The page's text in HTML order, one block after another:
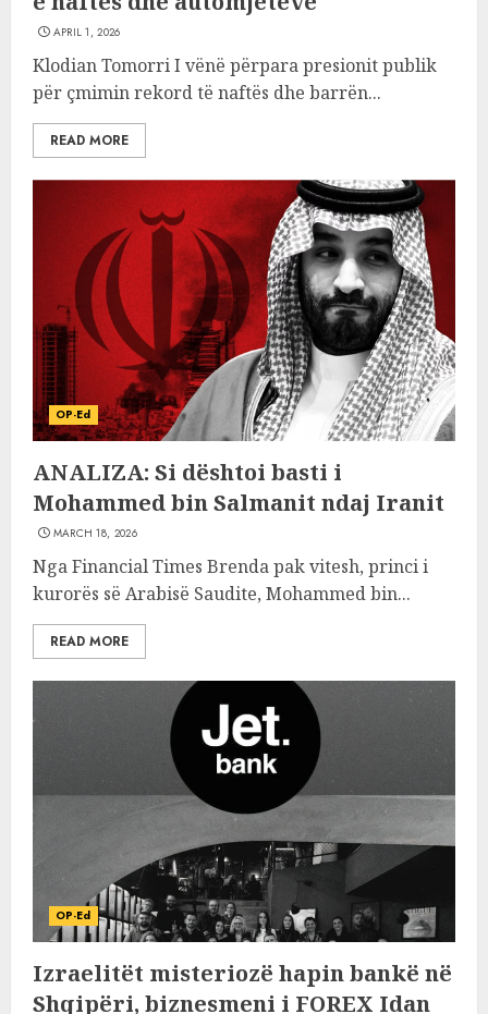
APRIL 1, 2026
Klodian Tomorri I vënë përpara presionit publik
për çmimin rekord të naftës dhe barrën...
READ MORE
OP-Ed
ANALIZA: Si dështoi basti i
Mohammed bin Salmanit ndaj Iranit
MARCH 18, 2026
Nga Financial Times Brenda pak vitesh, princi i
kurorës së Arabisë Saudite, Mohammed bin...
READ MORE
OP-Ed
Izraelitët misteriozë hapin bankë në
Shqipëri, biznesmeni i FOREX Idan